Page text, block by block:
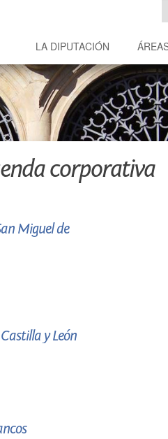
LA DIPUTACIÓN
corporativa
Miguel de
y León